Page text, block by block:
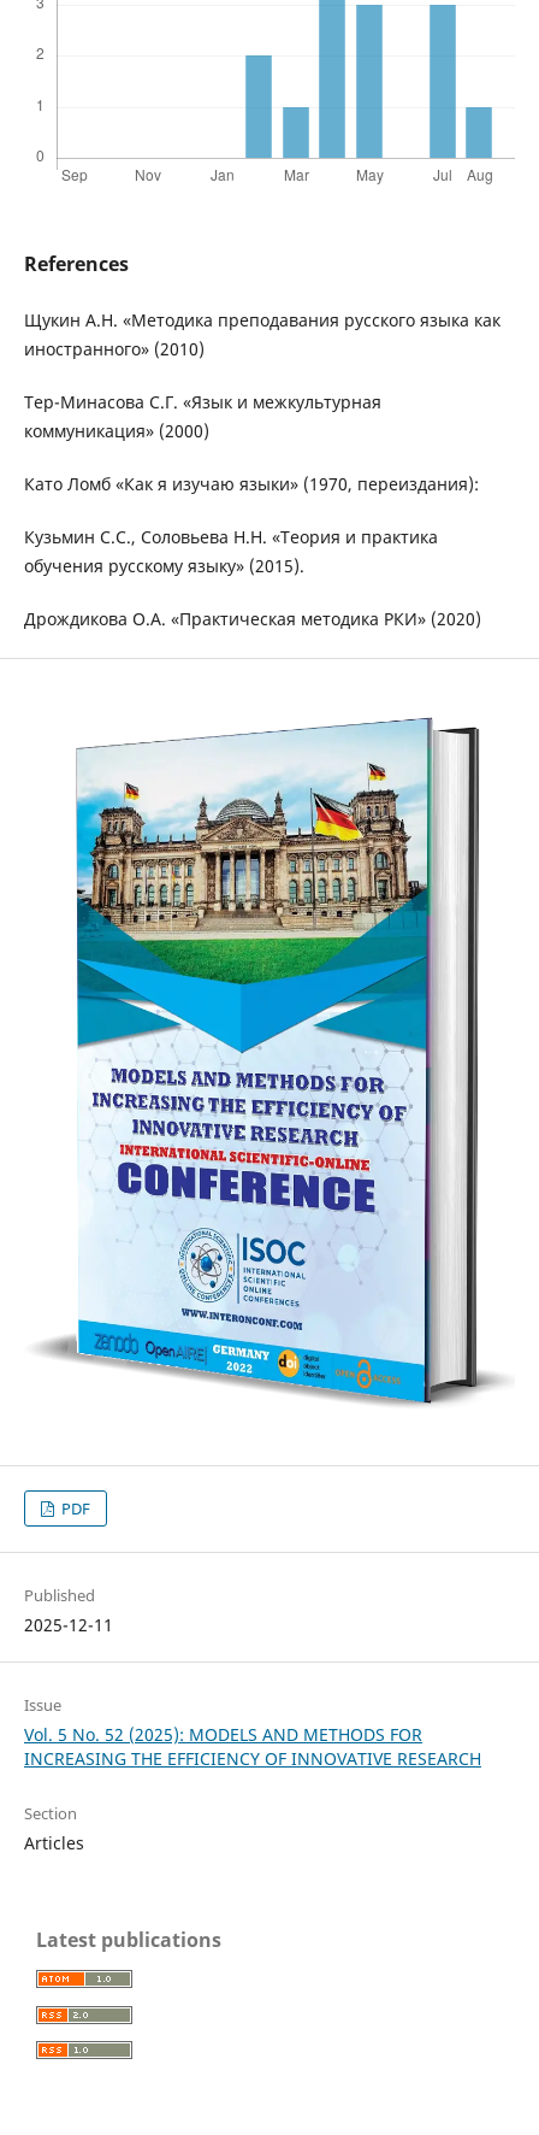
References
Щукин А.Н. «Методика преподавания русского языка как
иностранного» (2010)
Тер-Минасова С.Г. «Язык и межкультурная
коммуникация» (2000)
Като Ломб «Как я изучаю языки» (1970, переиздания):
Кузьмин С.С., Соловьева Н.Н. «Теория и практика
обучения русскому языку» (2015).
Дрождикова О.А. «Практическая методика РКИ» (2020)
PDF
Published
2025-12-11
Issue
Vol. 5 No. 52 (2025): MODELS AND METHODS FOR
INCREASING THE EFFICIENCY OF INNOVATIVE RESEARCH
Section
Articles
Latest publications